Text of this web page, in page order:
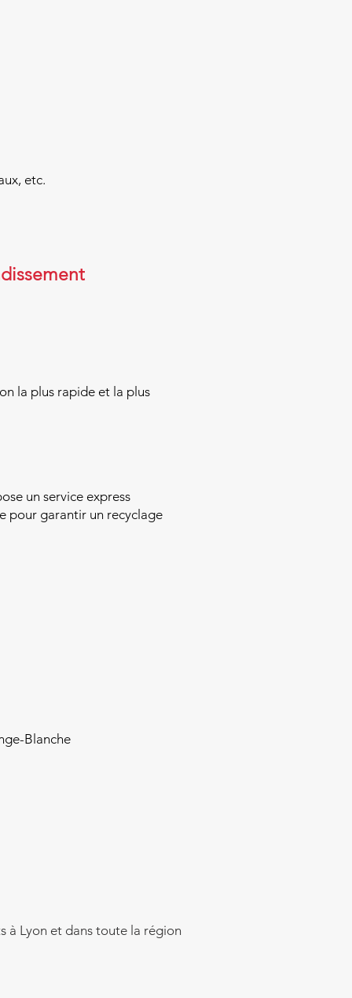
etc.
la plus rapide et la plus
un service express
pour garantir un recyclage
Blanche
à Lyon et dans toute la région